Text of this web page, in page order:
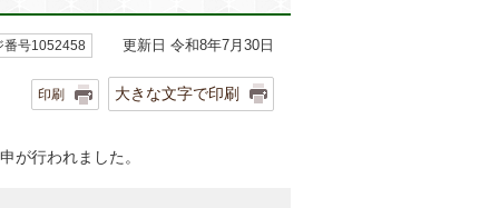
番号1052458 更新日 令和8年7月30日
印刷 大きな文字で印刷
が行われました。